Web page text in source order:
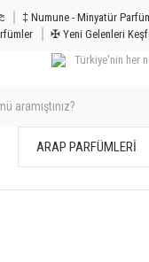
𐦝 ‡ Numune - Minyatür
✠ Yeni Gelenleri
Türkiye'nin her
ARAP PARFÜMLERİ